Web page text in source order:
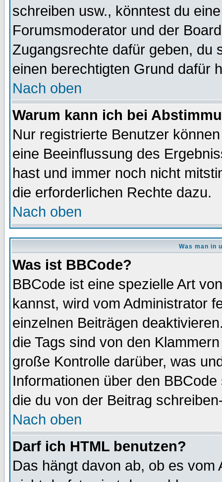
schreiben usw., könntest du
Forumsmoderator und der
Zugangsrechte dafür geben, du
einen berechtigten Grund dafür
Nach oben
Warum kann ich bei
Nur registrierte Benutzer
eine Beeinflussung des
hast und immer noch nicht
die erforderlichen Rechte dazu.
Nach oben
Was man in
Was ist BBCode?
BBCode ist eine spezielle Art
kannst, wird vom Administrator
einzelnen Beiträgen
die Tags sind von den
große Kontrolle darüber, was
Informationen über den
die du von der Beitrag
Nach oben
Darf ich HTML benutzen?
Das hängt davon ab, ob es